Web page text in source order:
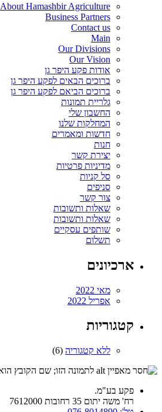
About Hamashbir Agriculture
Business Partners
Contact us
Main
Our Divisions
Our Vision
אודות פקע היפר גן
ברוכים הבאים לפקע היפר גן
ברוכים הביאם לפקע היפר גן
גלריית תמונות
החשבון שלי
המחלקות שלנו
חדשות ומאמרים
חנות
יצירת קשר
מדיניות פרטיות
סל קניות
סניפים
צור קשר
שאלות ותשובות
שאלות ותשובות
שותפים עסקיים
תשלום
ארכיונים
מאי 2022
אפריל 2022
קטגוריות
ללא קטגוריה (6)
פקע בע"מ.
רח' משה יתום 35 רחובות 7612000